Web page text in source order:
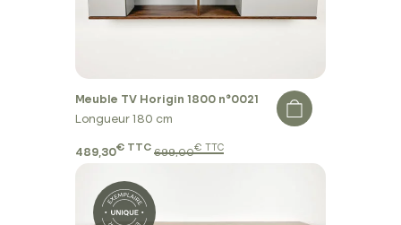
Meuble TV Horigin 1800 n°0021
Longueur 180 cm
489,30€ TTC
699,00
€ TTC